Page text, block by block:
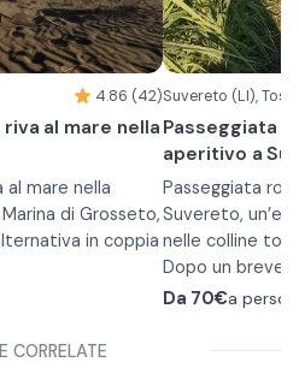
4.86 (42)
al mare nella
al mare nella
di Grosseto,
in coppia
in cui vi verranno
cavallo.
Suvereto (LI),
Passeggiata
aperitivo a
Passeggiata
Suvereto,
nelle colline
Dopo un breve
fianco a fianco
è prevista una
Da 70€a
CORRELATE